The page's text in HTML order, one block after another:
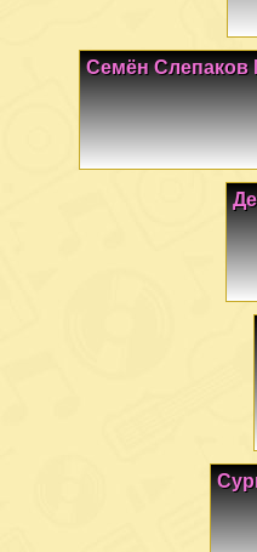
Семён Слепаков